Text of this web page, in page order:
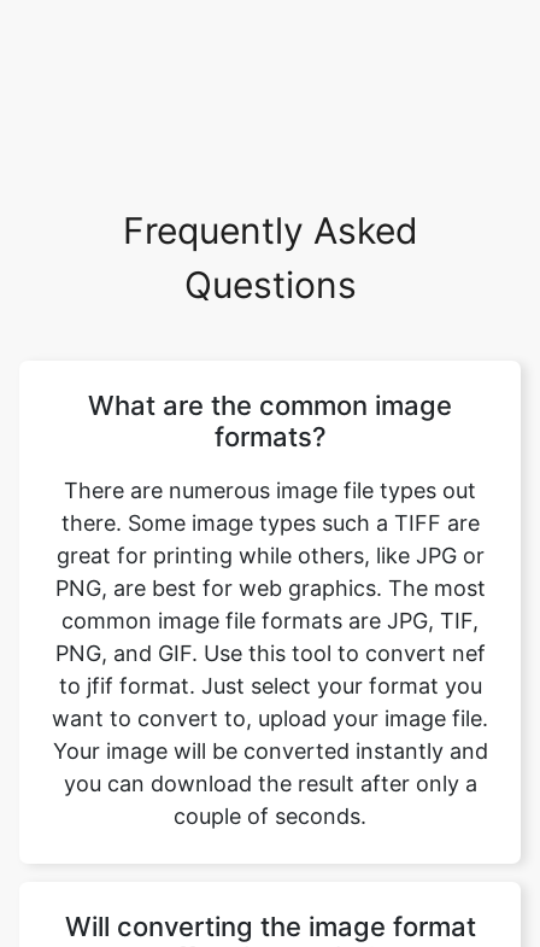
What are the common image
There are numerous image file types out
there. Some image types such a TIFF are
great for printing while others, like JPG or
PNG, are best for web graphics. The most
common image file formats are JPG, TIF,
PNG, and GIF. Use this tool to convert nef
to jfif format. Just select your format you
want to convert to, upload your image file.
Your image will be converted instantly and
you can download the result after only a
couple of seconds.
Will converting the image format
Converting your image from nef to jfif